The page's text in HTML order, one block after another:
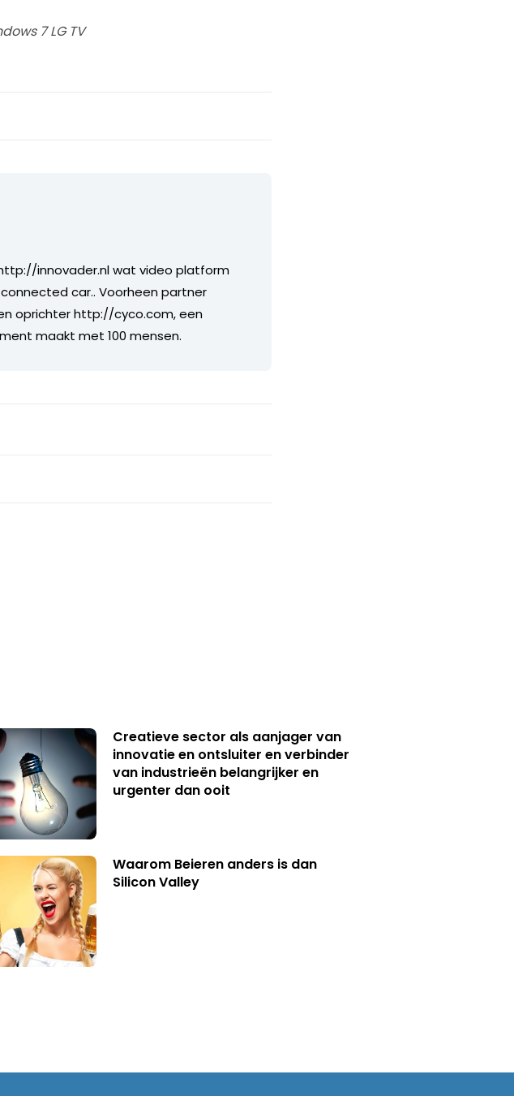
7 LG TV
innovader.nl wat video platform
car.. Voorheen partner
oprichter http://cyco.com, een
maakt met 100 mensen.
Creatieve sector als aanjager van
innovatie en ontsluiter en verbinder
van industrieën belangrijker en
urgenter dan ooit
Waarom Beieren anders is dan
Silicon Valley